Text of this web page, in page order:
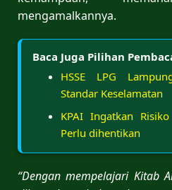
mengamalkannya.
Baca Juga Pilihan
HSSE LPG
Standar Keselamatan
KPAI Ingatkan
Perlu dihentikan
“Dengan mempelajari Kitab